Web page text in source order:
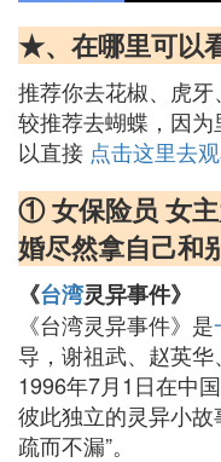
★、在哪里可以
推荐你去花椒、虎
较推荐去蝴蝶，因
以直接 点击这里去
① 女保险员 女
婚尽然拿自己和
《台湾灵异事件》
《台湾灵异事件》是
导，谢祖武、赵英
1996年7月1日在中
彼此独立的灵异小故
疏而不漏”。